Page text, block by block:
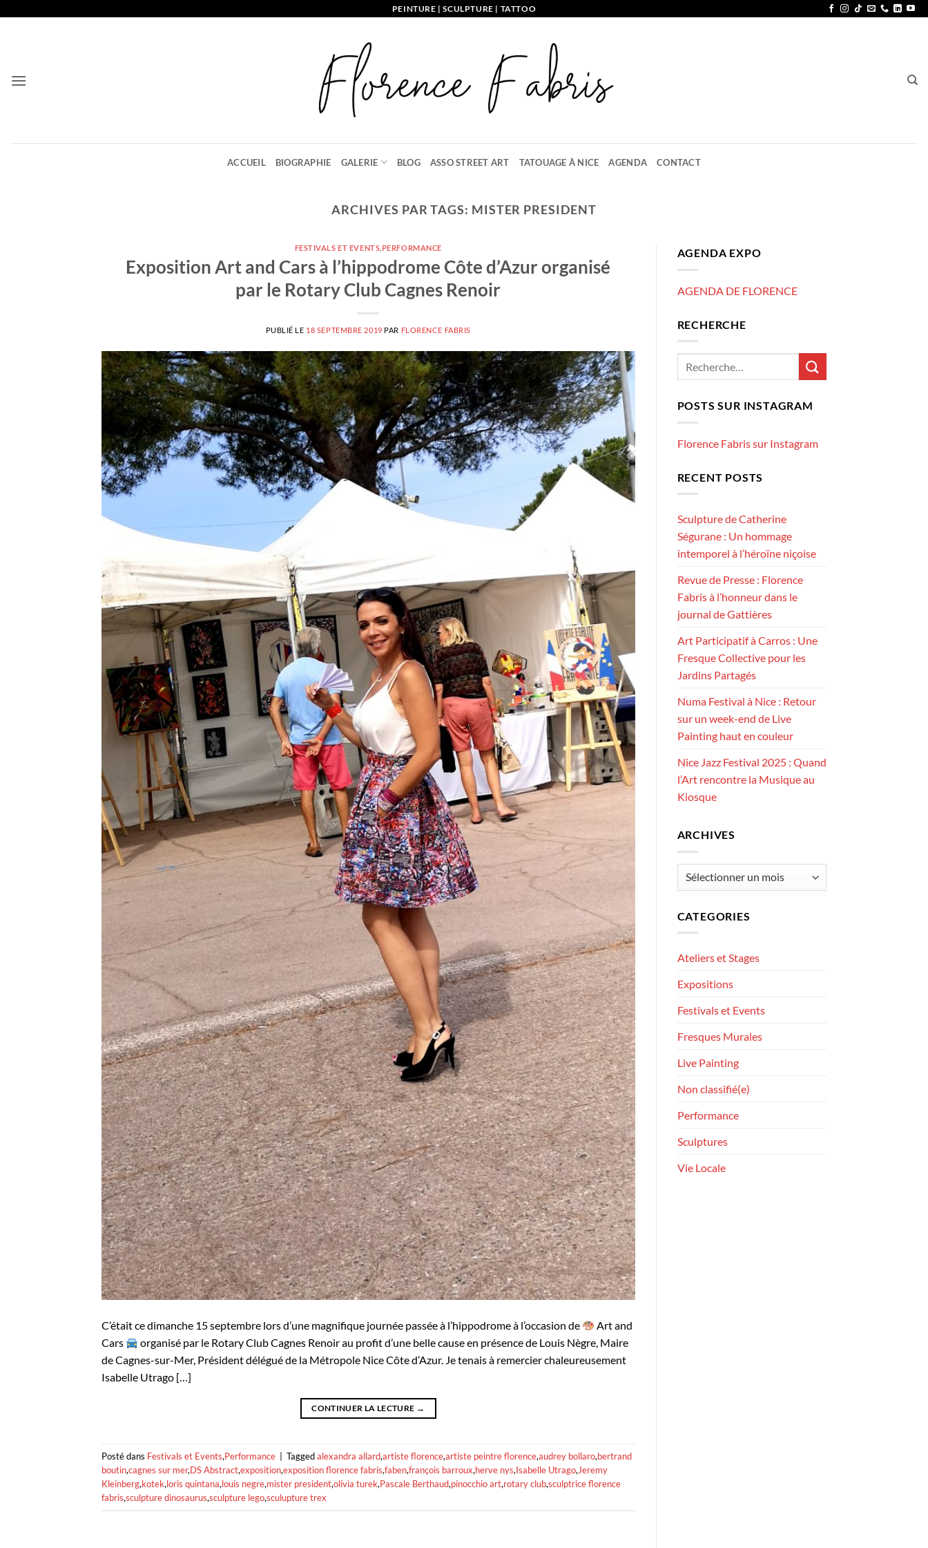
PEINTURE | SCULPTURE | TATTOO
ACCUEIL BIOGRAPHIE GALERIE BLOG ASSO STREET ART TATOUAGE À NICE AGENDA CONTACT
ARCHIVES PAR TAGS: MISTER PRESIDENT
FESTIVALS ET EVENTS PERFORMANCE
Exposition Art and Cars à l’hippodrome Côte d’Azur organisé
par le Rotary Club Cagnes Renoir
PUBLIÉ LE 18 SEPTEMBRE 2019 PAR FLORENCE FABRIS
C’était ce dimanche 15 septembre lors d’une magnifique journée passée à l’hippodrome à l’occasion de
Art and
Cars
organisé par le Rotary Club Cagnes Renoir au profit d’une belle cause en présence de Louis Nègre, Maire
de Cagnes-sur-Mer, Président délégué de la Métropole Nice Côte d’Azur. Je tenais à remercier chaleureusement
Isabelle Utrago […]
CONTINUER LA LECTURE →
Posté dans Festivals et Events,Performance Taggedalexandra allard,artiste florence,artiste peintre florence,audrey bollaro,bertrand
boutin,cagnes sur mer,DS Abstract,exposition,exposition florence fabris,faben,françois barroux,herve nys,Isabelle Utrago,Jeremy
Kleinberg,kotek,loris quintana,louis negre,mister president,olivia turek,Pascale Berthaud,pinocchio art,rotary club,sculptrice florence
fabris,sculpture dinosaurus,sculpture lego,sculupture trex
AGENDA EXPO
AGENDA DE FLORENCE
RECHERCHE
POSTS SUR INSTAGRAM
Florence Fabris sur Instagram
RECENT POSTS
Sculpture de Catherine
Ségurane : Un hommage
intemporel à l’héroïne niçoise
Revue de Presse : Florence
Fabris à l’honneur dans le
journal de Gattières
Art Participatif à Carros : Une
Fresque Collective pour les
Jardins Partagés
Numa Festival à Nice : Retour
sur un week-end de Live
Painting haut en couleur
Nice Jazz Festival 2025 : Quand
l’Art rencontre la Musique au
Kiosque
ARCHIVES
Archives
CATEGORIES
Ateliers et Stages
Expositions
Festivals et Events
Fresques Murales
Live Painting
Non classifié(e)
Performance
Sculptures
Vie Locale